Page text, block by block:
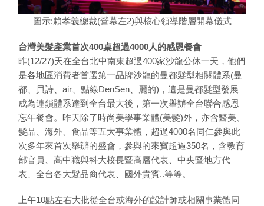
圖示:賴孝義總裁(營幕左2)與核心領導階層開幕儀式
台灣美髮產業首次400桌超過4000人的感恩餐會
昨(12/27)天在全台北中南東超過400家沙龍公休一天，他們
是各地區消費者首選第一品牌沙龍的曼都髮型相關體系(曼
都、貝詩、air、點線DenSen、麗的)，這是曼都髮型發展
成為連鎖體系達到全台最大後，第一次舉辦全台聯合感恩
忘年餐會。昨天除了時尚美學事業體(美髮)外，亦含醫美、
髮品、海外、食品等五大事業體，超過4000名同仁參與此
次多年來首次舉辦的盛會，參與的來賓超過350名，含教育
部官員、高中職與科大校長暨高層代表、中央暨地方代
表、全台各大髮品商代表、國外貴賓..等等。
上午10點左右大批從全台或海外的設計師或相關事業體同